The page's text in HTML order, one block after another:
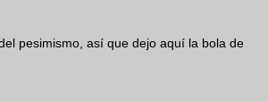
pesimismo, así que dejo aquí la bola de